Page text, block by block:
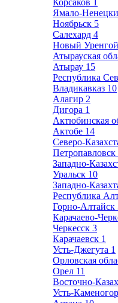
Корсаков 1
Ямало-
Ноябрьск 5
Салехард 4
Новый Уренгой
Атырауская
Атырау 15
Республика
Владикавказ 10
Алагир 2
Дигора 1
Актюбинская
Актобе 14
Северо-
Петропавловск
Западно-
Уральск 10
Западно-
Республика
Горно-Алтайск
Карачаево-
Черкесск 3
Карачаевск 1
Усть-Джегута 1
Орловская
Орел 11
Восточно-
Усть-